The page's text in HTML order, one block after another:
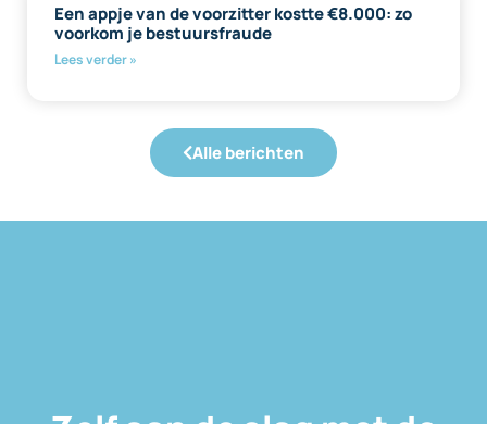
Een appje van de voorzitter kostte €8.000: zo
voorkom je bestuursfraude
Lees verder »
Alle berichten